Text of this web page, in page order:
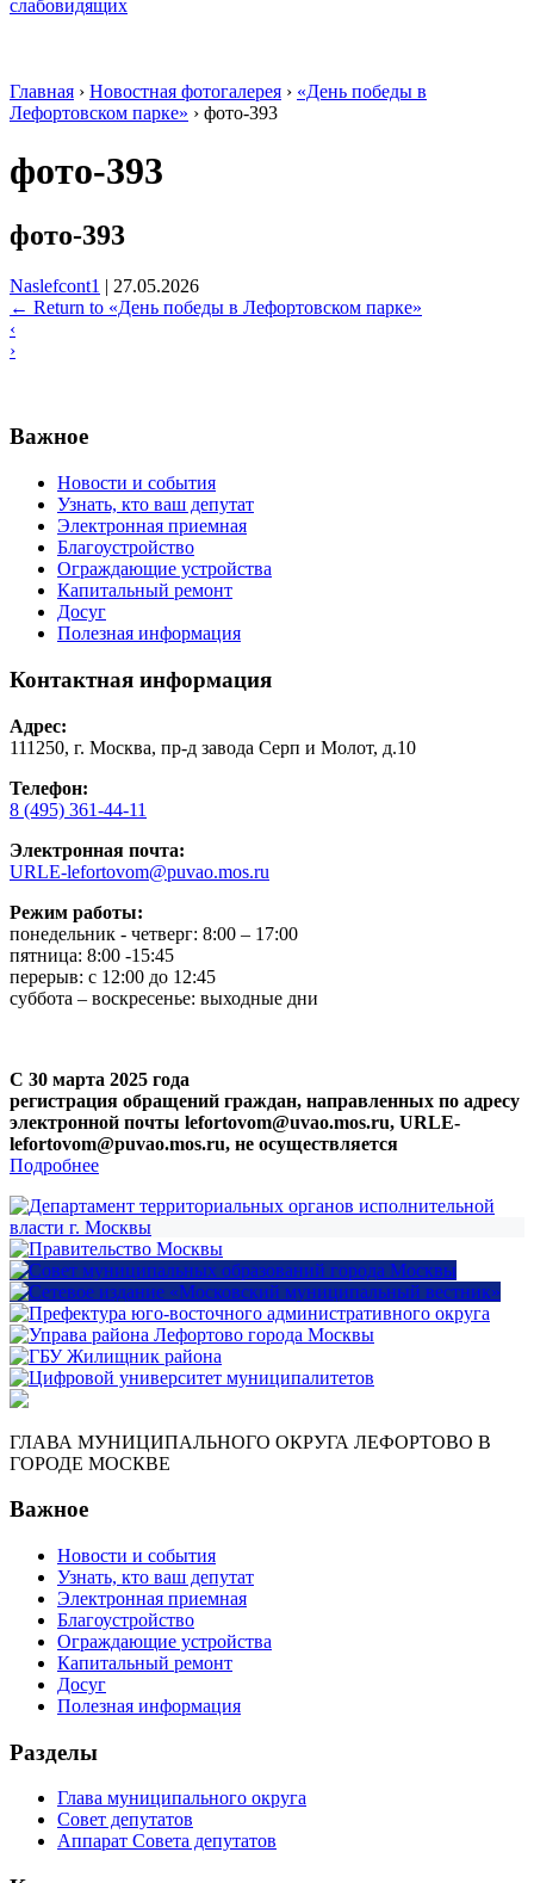
слабовидящих
Главная › Новостная фотогалерея › «День победы в
Лефортовском парке» › фото-393
фото-393
фото-393
Naslefcont1 | 27.05.2026
← Return to «День победы в Лефортовском парке»
‹
›
Важное
Новости и события
Узнать, кто ваш депутат
Электронная приемная
Благоустройство
Ограждающие устройства
Капитальный ремонт
Досуг
Полезная информация
Контактная информация
Адрес:
111250, г. Москва, пр-д завода Серп и Молот, д.10
Телефон:
8 (495) 361-44-11
Электронная почта:
URLE-lefortovom@puvao.mos.ru
Режим работы:
понедельник - четверг: 8:00 – 17:00
пятница: 8:00 -15:45
перерыв: с 12:00 до 12:45
суббота – воскресенье: выходные дни
С 30 марта 2025 года
регистрация обращений граждан, направленных по адресу
электронной почты lefortovom@uvao.mos.ru, URLE-
lefortovom@puvao.mos.ru, не осуществляется
Подробнее
ГЛАВА МУНИЦИПАЛЬНОГО ОКРУГА ЛЕФОРТОВО В
ГОРОДЕ МОСКВЕ
Важное
Новости и события
Узнать, кто ваш депутат
Электронная приемная
Благоустройство
Ограждающие устройства
Капитальный ремонт
Досуг
Полезная информация
Разделы
Глава муниципального округа
Совет депутатов
Аппарат Совета депутатов